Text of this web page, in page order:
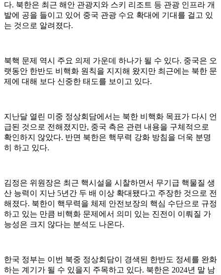
다. 북한은 최근 해안 관광지와 스키 리조트 등 관광 인프라 개
발에 공을 들이고 있어 중국 관광 수요 확대에 기대를 걸고 있
는 것으로 알려졌다.
북핵 문제 역시 주요 의제 가운데 하나가 될 수 있다. 중국은 오
랫동안 한반도 비핵화 원칙을 지지해 왔지만 최근에는 북한 문
제에 대해 보다 신중한 태도를 보이고 있다.
지난달 열린 미중 정상회담에서는 북한 비핵화 목표가 다시 언
급된 것으로 전해졌지만, 중국 측은 관련 내용을 구체적으로
확인하지 않았다. 반면 북한은 핵무력 강화 방침을 더욱 분명
히 하고 있다.
김정은 위원장은 최근 핵시설을 시찰하면서 무기급 핵물질 생
산 능력이 지난 5년간 두 배 이상 확대됐다고 주장한 것으로 전
해졌다. 북한이 핵무력을 체제 안전보장의 핵심 수단으로 규정
하고 있는 만큼 비핵화 문제에서 의미 있는 진전이 이뤄질 가
능성은 크지 않다는 분석도 나온다.
한국 정부는 이번 북중 정상회담이 경색된 한반도 정세를 완화
하는 계기가 될 수 있을지 주목하고 있다. 북한은 2024년 말 남